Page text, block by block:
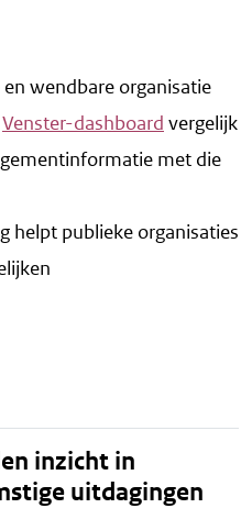
wendbare organisatie
Venster-dashboard vergelijk
met die
helpt publieke organisaties
inzicht in
uitdagingen